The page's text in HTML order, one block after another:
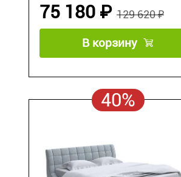
129 620 ₽
75 180 ₽
В корзину
40%